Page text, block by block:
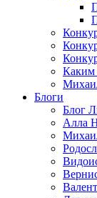
Каким
Блоги
Блог
Алла